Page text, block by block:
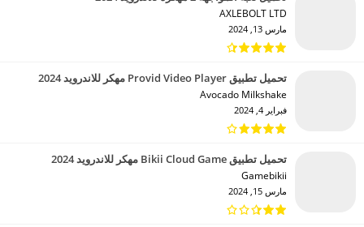
AXLEBOLT LTD‏
مارس 13, 2024
تحميل تطبيق Provid Video Player مهكر للاندرويد 2024
Avocado Milkshake‏
فبراير 4, 2024
تحميل تطبيق Bikii Cloud Game مهكر للاندرويد 2024
Gamebikii‏
مارس 15, 2024